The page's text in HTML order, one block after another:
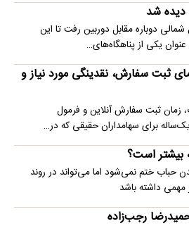
دیده شد
دوباره مقابل دوربین رفت تا این
یکی از پناهگاه‌های…
ثبت سفارش، نقدینگی مورد نیاز و
زمان ثبت سفارش آنلاین و فرمول
برای سهامداران حقیقی که در…
بیشتر است؟
حباب ختم نمی‌شود اما می‌تواند در روند
مهمی داشته باشد